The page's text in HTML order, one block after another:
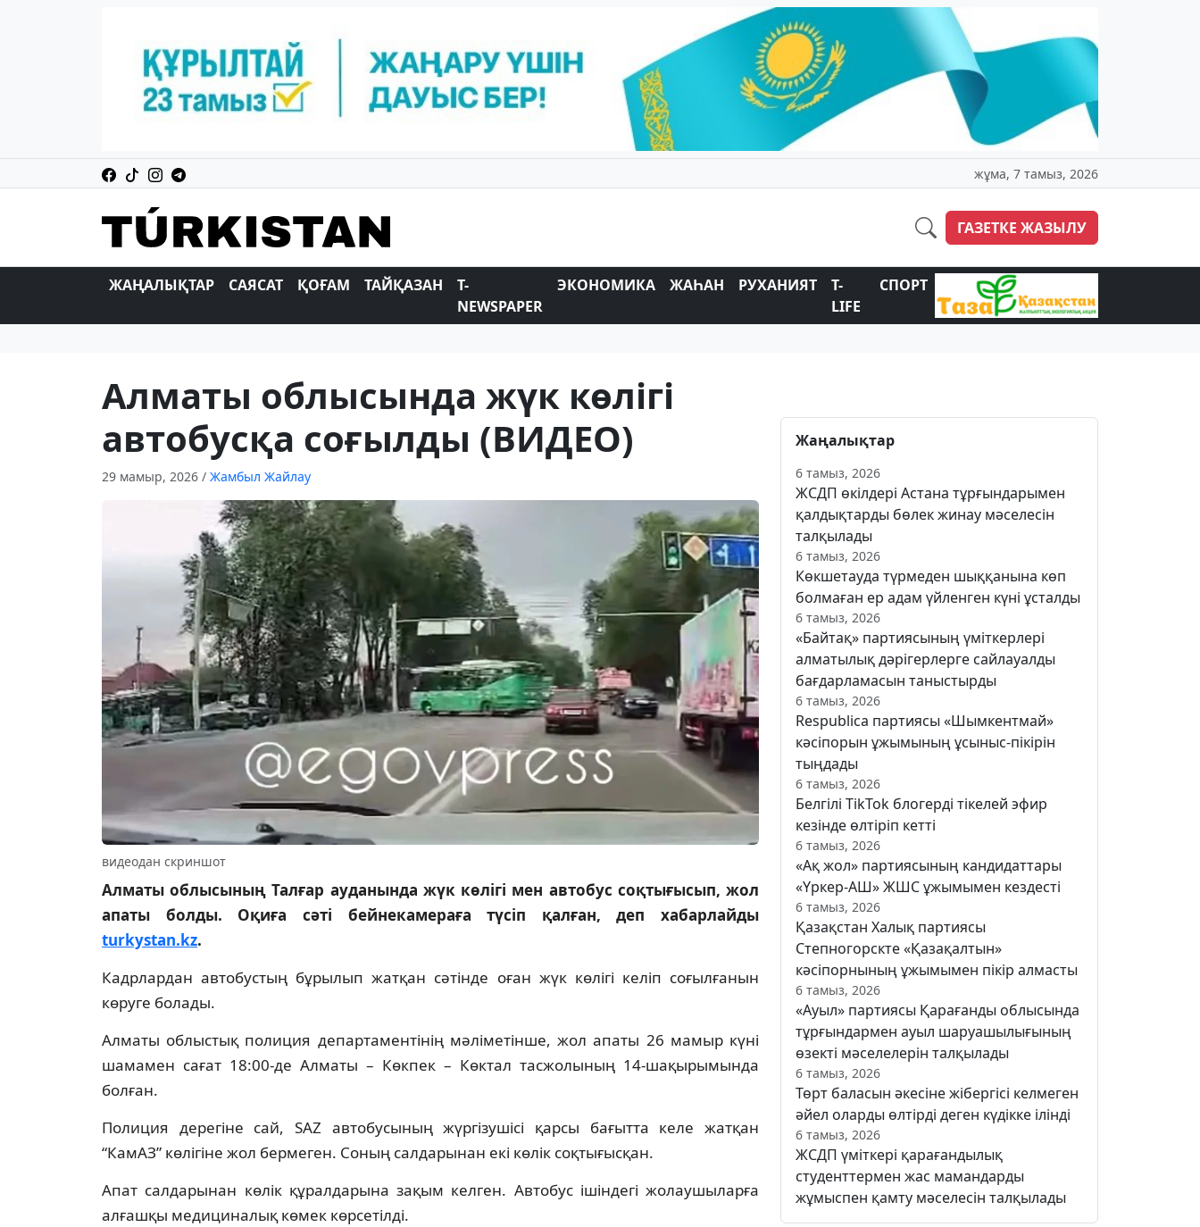
жұма, 7 тамыз, 2026
ГАЗЕТКЕ ЖАЗЫЛУ
ЖАҢАЛЫҚТАР САЯСАТ ҚОҒАМ ТАЙҚАЗАН
T-
NEWSPAPER
ЭКОНОМИКА ЖАҺАН РУХАНИЯТ
T-
LIFE
СПОРТ
Алматы облысында жүк көлігі
автобусқа соғылды (ВИДЕО)
29 мамыр, 2026 / Жамбыл Жайлау
видеодан скриншот
Алматы облысының Талғар ауданында жүк көлігі мен автобус соқтығысып, жол
апаты болды. Оқиға сәті бейнекамераға түсіп қалған, деп хабарлайды
turkystan.kz.
Кадрлардан автобустың бұрылып жатқан сәтінде оған жүк көлігі келіп соғылғанын
көруге болады.
Алматы облыстық полиция департаментінің мәліметінше, жол апаты 26 мамыр күні
шамамен сағат 18:00-де Алматы – Көкпек – Көктал тасжолының 14-шақырымында
болған.
Полиция дерегіне сай, SAZ автобусының жүргізушісі қарсы бағытта келе жатқан
“КамАЗ” көлігіне жол бермеген. Соның салдарынан екі көлік соқтығысқан.
Апат салдарынан көлік құралдарына зақым келген. Автобус ішіндегі жолаушыларға
алғашқы медициналық көмек көрсетілді.
Жаңалықтар
6 тамыз, 2026
ЖСДП өкілдері Астана тұрғындарымен
қалдықтарды бөлек жинау мәселесін
талқылады
6 тамыз, 2026
Көкшетауда түрмеден шыққанына көп
болмаған ер адам үйленген күні ұсталды
6 тамыз, 2026
«Байтақ» партиясының үміткерлері
алматылық дәрігерлерге сайлауалды
бағдарламасын таныстырды
6 тамыз, 2026
Respublica партиясы «Шымкентмай»
кәсіпорын ұжымының ұсыныс-пікірін
тыңдады
6 тамыз, 2026
Белгілі TikTok блогерді тікелей эфир
кезінде өлтіріп кетті
6 тамыз, 2026
«Ақ жол» партиясының кандидаттары
«Үркер-АШ» ЖШС ұжымымен кездесті
6 тамыз, 2026
Қазақстан Халық партиясы
Степногорскте «Қазақалтын»
кәсіпорнының ұжымымен пікір алмасты
6 тамыз, 2026
«Ауыл» партиясы Қарағанды облысында
тұрғындармен ауыл шаруашылығының
өзекті мәселелерін талқылады
6 тамыз, 2026
Төрт баласын әкесіне жібергісі келмеген
әйел оларды өлтірді деген күдікке ілінді
6 тамыз, 2026
ЖСДП үміткері қарағандылық
студенттермен жас мамандарды
жұмыспен қамту мәселесін талқылады